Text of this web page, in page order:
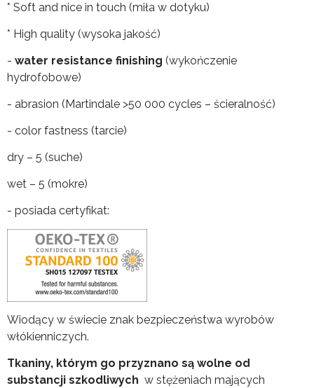
* Soft and nice in touch (miła w dotyku)
* High quality (wysoka jakość)
- water resistance finishing (wykończenie
hydrofobowe)
- abrasion (Martindale >50 000 cycles – ścieralność)
- color fastness (tarcie)
dry – 5 (suche)
wet – 5 (mokre)
- posiada certyfikat:
Wiodący w świecie znak bezpieczeństwa wyrobów
włókienniczych.
Tkaniny, którym go przyznano są wolne od
substancji szkodliwych w stężeniach mających